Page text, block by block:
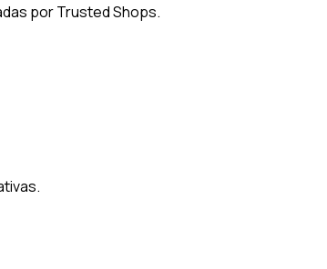
por Trusted Shops.